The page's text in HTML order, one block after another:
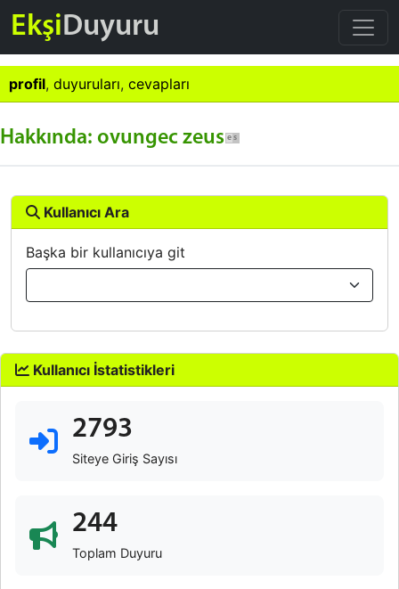
EkşiDuyuru
profil, duyuruları, cevapları
Hakkında: ovungec zeus
Kullanıcı Ara
Başka bir kullanıcıya git
Kullanıcı İstatistikleri
2793
Siteye Giriş Sayısı
244
Toplam Duyuru